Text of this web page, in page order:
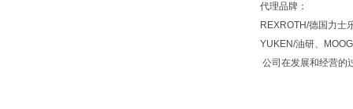
代理品牌：
REXROTH/德国力士
YUKEN/油研、
公司在发展和经营的